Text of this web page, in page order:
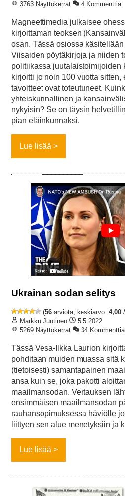
3763 Näyttökerrat
4 Kommenttia
Magneettimedia julkaisee
kirjoittaman teoksen
osan. Tässä osiossa
Viisaiden pöytäkirjoja ja niiden
politiikassa juutalaistoimijoiden
kirjoitti jo noin 100 vuotta sitten,
tavoitteet ovat toteutuneet.
yhteiskunnallinen ja
nykyisin? Se on täysin
pian eläinkunnaksi.
Lue lisää
Ukrainan sodan selitys
(56 arviota, keskiarvo: 4,00
Markku Juutinen
5.5.2022
5269 Näyttökerrat
34 Kommenttia
Tässä Vesa-Ilkka Laurion
pohditaan muiden muassa sitä
(tietoisesti) samantapainen
ansa kuin se, joka pakotti
maailmansodan. Vertauksen
ensimmäisen maailmansodan
rauhansopimuksessa häviölle
liittyen sen alue menetyksiin ja
Lue lisää